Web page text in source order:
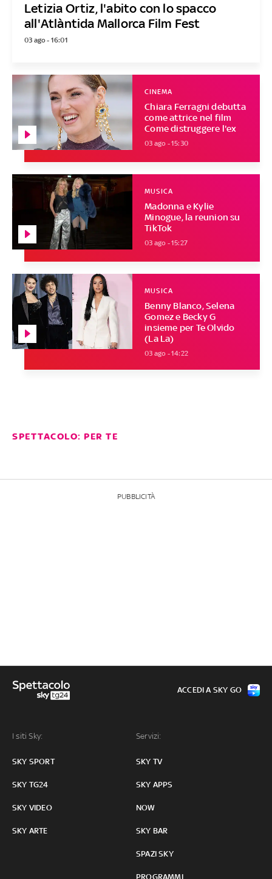
Letizia Ortiz, l'abito con lo spacco
all'Atlàntida Mallorca Film Fest
03 ago - 16:01
Chiara Ferragni debutta
come attrice nel film
Come distruggere l'ex
CINEMA
03 ago - 15:30
Madonna e Kylie
Minogue, la reunion su
TikTok
MUSICA
03 ago - 15:27
Benny Blanco, Selena
Gomez e Becky G
insieme per Te Olvido
(La La)
MUSICA
03 ago - 14:22
SPETTACOLO: PER TE
PUBBLICITÀ
I siti Sky:
SKY SPORT
SKY TG24
SKY VIDEO
SKY ARTE
Servizi:
SKY TV
SKY APPS
NOW
SKY BAR
SPAZI SKY
PROGRAMMI
ACCEDI A SKY GO